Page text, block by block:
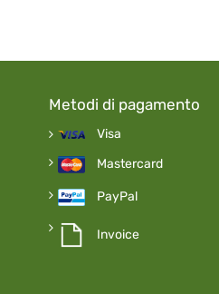
Metodi di pagamento
Visa
Mastercard
PayPal
Invoice